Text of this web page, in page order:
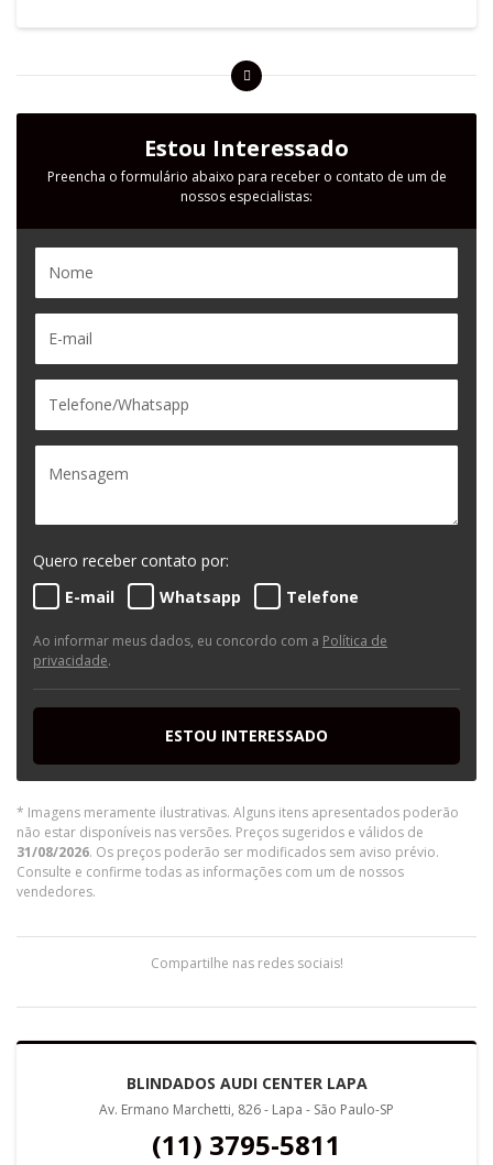
Estou Interessado
Preencha o formulário abaixo para receber o contato de um de
nossos especialistas:
Quero receber contato por:
E-mail
Whatsapp Telefone
Ao informar meus dados, eu concordo com a Política de
privacidade.
ESTOU INTERESSADO
* Imagens meramente ilustrativas. Alguns itens apresentados poderão
não estar disponíveis nas versões. Preços sugeridos e válidos de
31/08/2026. Os preços poderão ser modificados sem aviso prévio.
Consulte e confirme todas as informações com um de nossos
vendedores.
Compartilhe nas redes sociais!
BLINDADOS AUDI CENTER LAPA
Av. Ermano Marchetti, 826 - Lapa - São Paulo-SP
(11) 3795-5811